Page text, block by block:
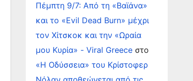
Πέμπτη 9/7: Από τη «Βαϊάνα»
και το «Evil Dead Burn» μέχρι
τον Χίτσκοκ και την «Ωραία
μου Κυρία» - Viral Greeceστο
«Η Οδύσσεια» του Κρίστοφερ